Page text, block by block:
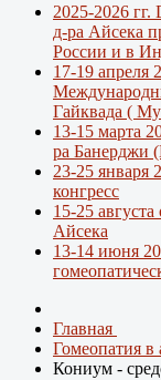
2025-2026 гг.
д-ра Айсека
России и в
17-19 апреля
Гайквада (
13-15 марта
ра Банерджи
23-25 января
конгресс
15-25
Айсека
13-14 июня
Главная
Гомеопатия в
Кониум -